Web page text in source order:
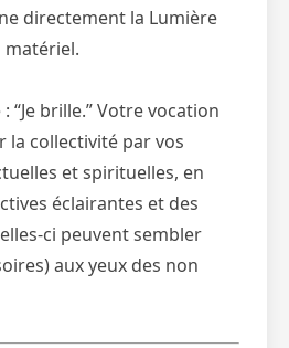
directement la Lumière
matériel.
“Je brille.” Votre vocation
la collectivité par vos
et spirituelles, en
éclairantes et des
ci peuvent sembler
aux yeux des non